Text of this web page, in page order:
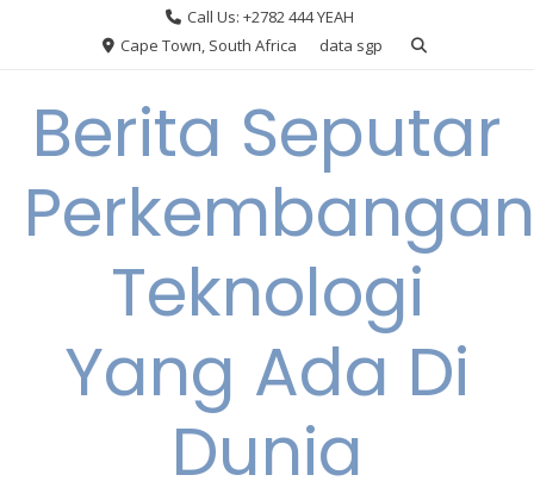
Call Us: +2782 444 YEAH
Cape Town, South Africa
data sgp
Berita Seputar
Perkembangan
Teknologi
Yang Ada Di
Dunia